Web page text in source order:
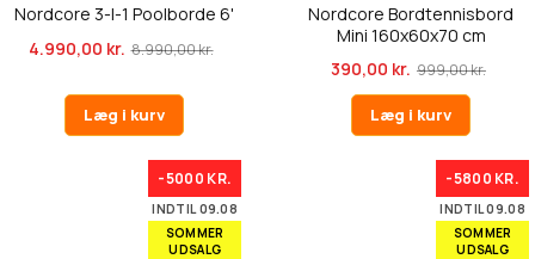
Nordcore 3-I-1 Poolborde 6'
4.990,00 kr. 8.990,00 kr.
Læg i kurv
Nordcore Bordtennisbord
Mini 160x60x70 cm
390,00 kr. 999,00 kr.
Læg i kurv
-5000 KR.
INDTIL 09.08
SOMMER
UDSALG
-5800 KR.
INDTIL 09.08
SOMMER
UDSALG